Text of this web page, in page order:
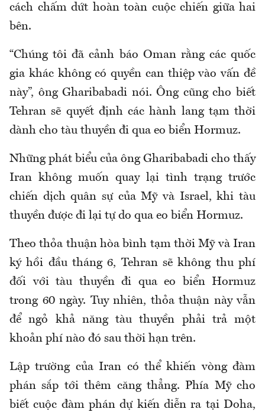
cách chấm dứt hoàn toàn cuộc chiến giữa hai
bên.
“Chúng tôi đã cảnh báo Oman rằng các quốc
gia khác không có quyền can thiệp vào vấn đề
này”, ông Gharibabadi nói. Ông cũng cho biết
Tehran sẽ quyết định các hành lang tạm thời
dành cho tàu thuyền đi qua eo biển Hormuz.
Những phát biểu của ông Gharibabadi cho thấy
Iran không muốn quay lại tình trạng trước
chiến dịch quân sự của Mỹ và Israel, khi tàu
thuyền được đi lại tự do qua eo biển Hormuz.
Theo thỏa thuận hòa bình tạm thời Mỹ và Iran
ký hồi đầu tháng 6, Tehran sẽ không thu phí
đối với tàu thuyền đi qua eo biển Hormuz
trong 60 ngày. Tuy nhiên, thỏa thuận này vẫn
để ngỏ khả năng tàu thuyền phải trả một
khoản phí nào đó sau thời hạn trên.
Lập trường của Iran có thể khiến vòng đàm
phán sắp tới thêm căng thẳng. Phía Mỹ cho
biết cuộc đàm phán dự kiến diễn ra tại Doha,